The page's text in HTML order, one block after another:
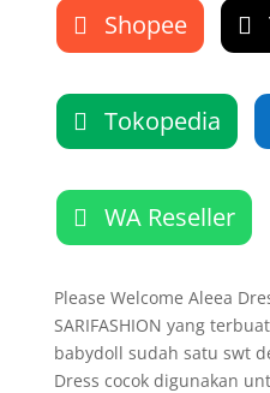
Shopee
Tokopedia
WA Reseller
Please Welcome Aleea
SARIFASHION yang
babydoll sudah satu swt
Dress cocok digunakan